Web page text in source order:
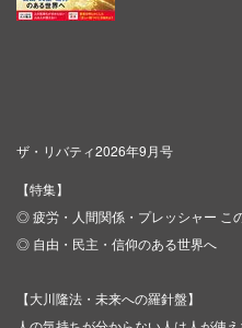
ザ・リバティ2026年9月号
【特集】
◎ 疲労・人間関係・プレッシャー こ
◎ 自由・民主・信仰のある世界へ
【大川隆法・未来への羅針盤】